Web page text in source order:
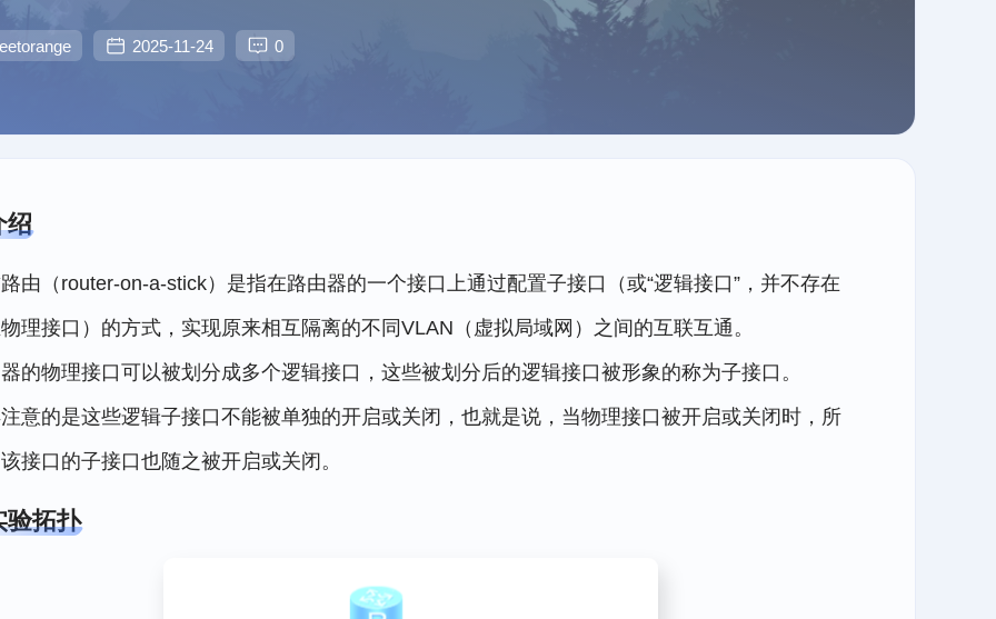
2025-11-24 0
绍
由（router-on-a-stick）是指在路由器的一个接口上通过配置子接口（或“逻辑接口”，并不存在
理接口）的方式，实现原来相互隔离的不同VLAN（虚拟局域网）之间的互联互通。
的物理接口可以被划分成多个逻辑接口，这些被划分后的逻辑接口被形象的称为子接口。
意的是这些逻辑子接口不能被单独的开启或关闭，也就是说，当物理接口被开启或关闭时，所
接口的子接口也随之被开启或关闭。
验拓扑